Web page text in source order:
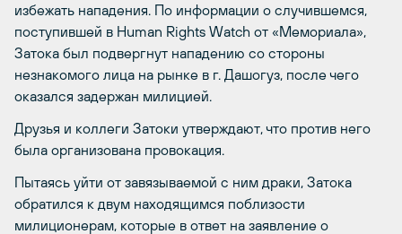
избежать нападения. По информации о случившемся,
поступившей в Human Rights Watch от «Мемориала»,
Затока был подвергнут нападению со стороны
незнакомого лица на рынке в г. Дашогуз, после чего
оказался задержан милицией.
Друзья и коллеги Затоки утверждают, что против него
была организована провокация.
Пытаясь уйти от завязываемой с ним драки, Затока
обратился к двум находящимся поблизости
милиционерам, которые в ответ на заявление о